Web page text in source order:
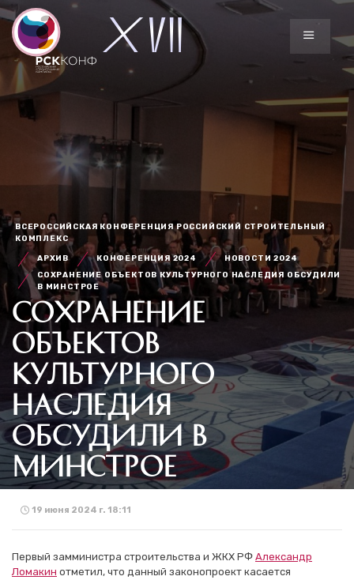
ВСЕРОССИЙСКАЯ КОНФЕРЕНЦИЯ РОССИЙСКИЙ СТРОИТЕЛЬНЫЙ
КОМПЛЕКС
АРХИВ КОНФЕРЕНЦИЯ 2024
НОВОСТИ 2024
СОХРАНЕНИЕ ОБЪЕКТОВ КУЛЬТУРНОГО НАСЛЕДИЯ ОБСУДИЛИ
В МИНСТРОЕ
СОХРАНЕНИЕ
ОБЪЕКТОВ
КУЛЬТУРНОГО
НАСЛЕДИЯ
ОБСУДИЛИ В
МИНСТРОЕ
19 июня 2024 г. 18:11
Первый замминистра строительства и ЖКХ РФ Александр
Ломакин отметил, что данный законопроект касается